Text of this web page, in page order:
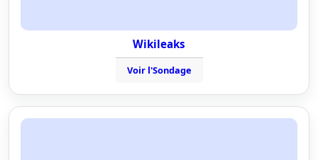
Wikileaks
Voir l'Sondage